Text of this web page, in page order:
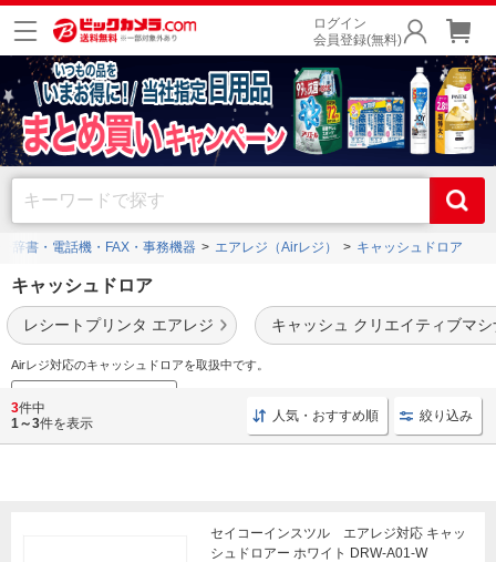
ログイン
会員登録(無料)
辞書・電話機・FAX・事務機器 エアレジ（Airレジ） キャッシュドロア
キャッシュドロア
レシートプリンタ エアレジ キャッシュ クリエイティブマ
Airレジ対応のキャッシュドロアを取扱中です。
事務機器売れ筋ランキング
3件中
1～3件を表示 人気・おすすめ順 絞り込み
セイコーインスツル エアレジ対応 キャッ
シュドロアー ホワイト DRW-A01-W